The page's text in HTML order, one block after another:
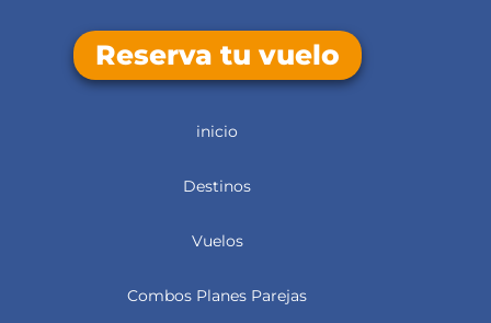
Reserva tu vuelo
inicio
Destinos
Vuelos
Combos Planes Parejas